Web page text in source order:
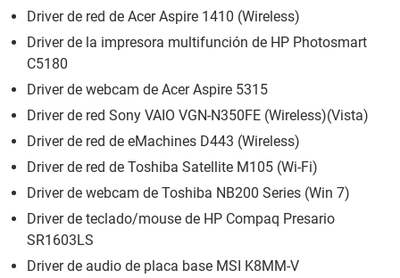
Driver de red de Acer Aspire 1410 (Wireless)
Driver de la impresora multifunción de HP Photosmart
C5180
Driver de webcam de Acer Aspire 5315
Driver de red Sony VAIO VGN-N350FE (Wireless)(Vista)
Driver de red de eMachines D443 (Wireless)
Driver de red de Toshiba Satellite M105 (Wi-Fi)
Driver de webcam de Toshiba NB200 Series (Win 7)
Driver de teclado/mouse de HP Compaq Presario
SR1603LS
Driver de audio de placa base MSI K8MM-V